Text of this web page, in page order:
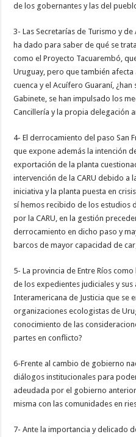
de los gobernantes y las del
3- Las Secretarías de Turismo y
ha dado para saber de qué se
como el Proyecto Tacuarembó,
Uruguay, pero que también afecta
cuenca y el Acuífero Guaraní,
Gabinete, se han impulsado los
Cancillería y la propia delegación
4- El derrocamiento del paso San
que expone además la intención
exportación de la planta
intervención de la CARU debido a
iniciativa y la planta puesta en
sí hemos recibido de los estudios
por la CARU, en la gestión
derrocamiento en dicho paso y
barcos de mayor capacidad de
5- La provincia de Entre Ríos
de los expedientes judiciales y sus
Interamericana de Justicia que se
organizaciones ecologistas de
conocimiento de las
partes en conflicto?
6-Frente al cambio de gobierno
diálogos institucionales para
adeudada por el gobierno
misma con las comunidades en
7- Ante la importancia y delicado